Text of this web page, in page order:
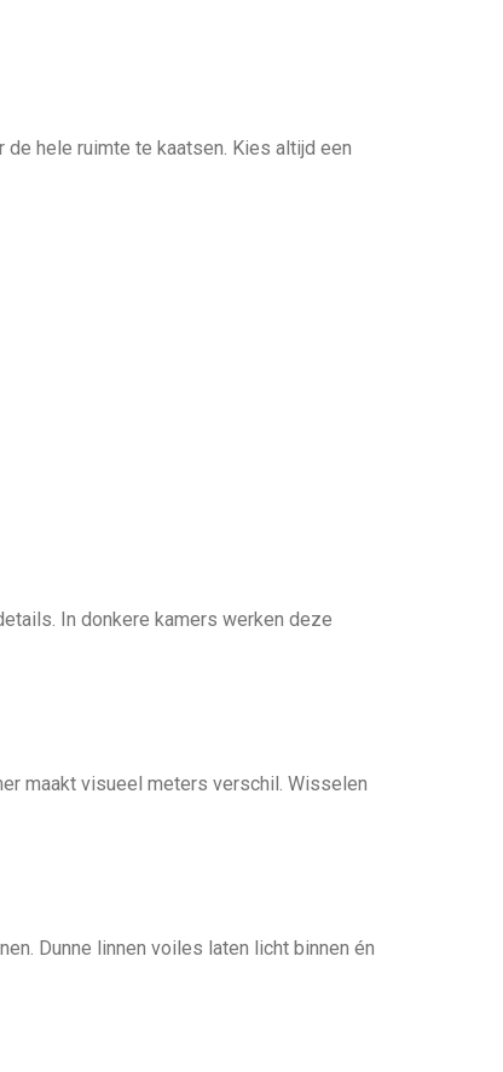
hele ruimte te kaatsen. Kies altijd een
In donkere kamers werken deze
maakt visueel meters verschil. Wisselen
Dunne linnen voiles laten licht binnen én